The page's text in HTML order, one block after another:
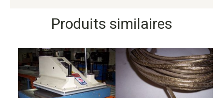
Produits similaires